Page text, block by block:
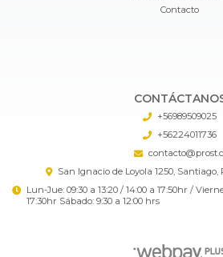
Contacto
+56989509025
+56224011736
San Ignacio de Loyola 1250,
Lun-Jue: 09:30 a 13:20 / 14:00 a 17:50hr /
17:30hr Sábado: 9:30 a 12:00 hrs